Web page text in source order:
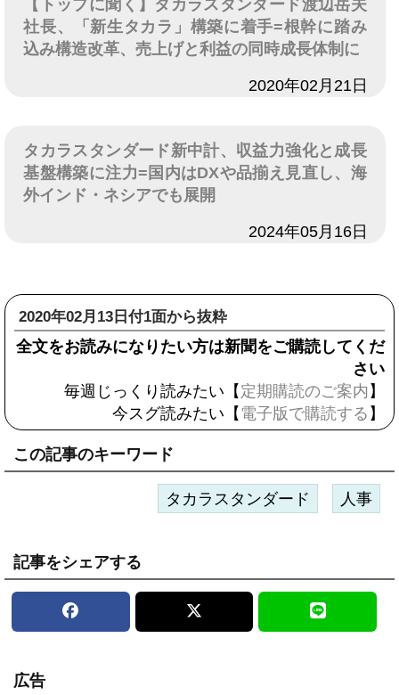
【トップに聞く】タカラスタンダード渡辺岳夫
社長、「新生タカラ」構築に着手=根幹に踏み
込み構造改革、売上げと利益の同時成長体制に
2020年02月21日
タカラスタンダード新中計、収益力強化と成長
基盤構築に注力=国内はDXや品揃え見直し、海
外インド・ネシアでも展開
2024年05月16日
2020年02月13日付1面から抜粋
全文をお読みになりたい方は新聞をご購読してくだ
さい
毎週じっくり読みたい【 定期購読のご案内 】
今スグ読みたい【 電子版で購読する 】
この記事のキーワード
タカラスタンダード 人事
記事をシェアする
広告